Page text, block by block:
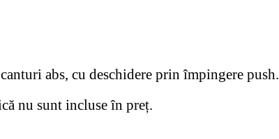
abs, cu deschidere prin împingere push.
nu sunt incluse în preț.